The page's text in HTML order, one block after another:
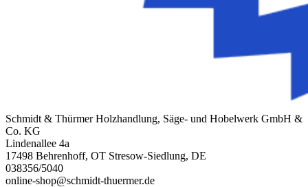
Schmidt & Thürmer Holzhandlung, Säge- und Hobelwerk GmbH &
Co. KG
Lindenallee 4a
17498 Behrenhoff, OT Stresow-Siedlung, DE
038356/5040
online-shop@schmidt-thuermer.de